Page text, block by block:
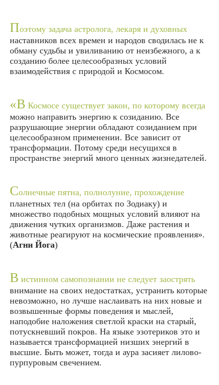
Поэтому задача астролога, лекаря и духовных
наставников всех времен и народов сводилась не к
обману судьбы и увиливанию от неизбежного, а к
созданию более целесообразных условий
взаимодействия с природой и Космосом.
«В Космосе существует закон, по которому всегда
можно направить энергию к созиданию. Все
разрушающие энергии обладают созиданием при
целесообразном применении. Все зависит от
трансформации. Потому среди несущихся в
пространстве энергий много ценных жизнедателей.
Солнечные пятна, полнолуние, прохождение
планетных тел (на орбитах по Зодиаку) и
множество подобных мощных условий влияют на
движения чутких организмов. Даже растения и
животные реагируют на космические проявления».
(Агни Йога)
В истинном самопознании не следует заострять
внимание на своих недостатках, устранить которые
невозможно, но лучше наслаивать на них новые и
возвышенные формы поведения и мыслей,
наподобие наложения светлой краски на старый,
потускневший покров. На языке эзотериков это и
называется трансформацией низших энергий в
высшие. Быть может, тогда и аура засияет лилово-
пурпуровым свечением.